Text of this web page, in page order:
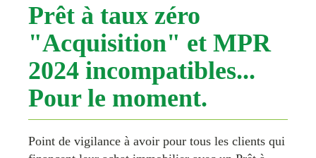
Prêt à taux zéro
"Acquisition" et MPR
2024 incompatibles...
Pour le moment.
Point de vigilance à avoir pour tous les clients qui